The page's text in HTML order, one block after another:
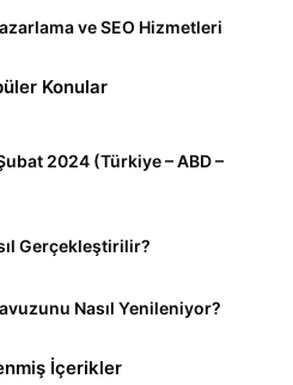
ve SEO Hizmetleri
Konular
2024 (Türkiye – ABD –
Gerçekleştirilir?
Nasıl Yenileniyor?
İçerikler